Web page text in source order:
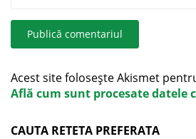
Acest site folosește Akismet
Află cum sunt procesate datele
CAUTA RETETA PREFERATA